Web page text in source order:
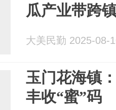
瓜产业带跨
大美民勤 2025-08-
玉门花海镇
丰收“蜜”码